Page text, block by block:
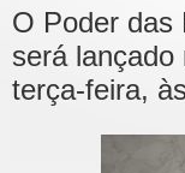
O Poder das
será
terça-feira,